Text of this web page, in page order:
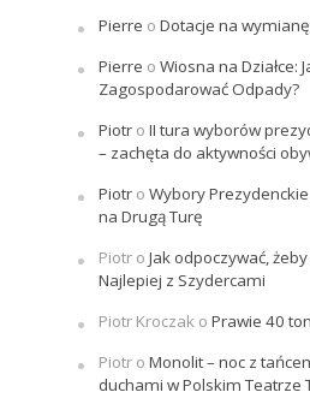
Pierre o Dotacje na
Pierre o Wiosna na Działce:
Zagospodarować Odpady?
Piotro II tura wyborów
– zachęta do aktywności
Piotro Wybory
na Drugą Turę
Piotro Jak odpoczywać,
Najlepiej z Szydercami
Piotr Kroczako Prawie 40
Piotro Monolit – noc z
duchami w Polskim Teatrze